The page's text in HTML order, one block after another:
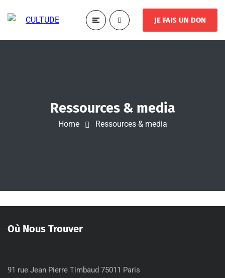
JE FAIS UN DON
Ressources & media
Home Ressources & media
Où Nous Trouver
91 rue Jean Pierre Timbaud 75011 Paris